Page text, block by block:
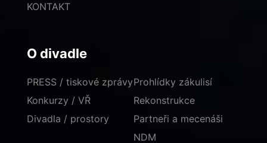
KONTAKT
O divadle
PRESS / tiskové zprávy
Konkurzy / VŘ
Divadla / prostory
Prohlídky zákulisí
Rekonstrukce
Partneři a mecenáši
NDM